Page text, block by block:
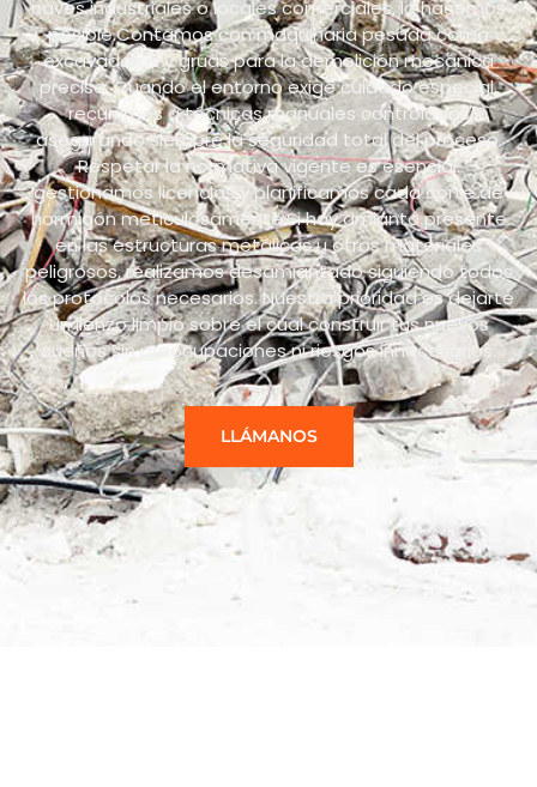
naves industriales o locales comerciales, lo hacemos
posible.Contamos con maquinaria pesada como
excavadoras y grúas para la demolición mecánica
precisa. Cuando el entorno exige cuidado especial,
recurrimos a técnicas manuales controladas
asegurando siempre la seguridad total del proceso.
Respetar la normativa vigente es esencial:
gestionamos licencias y planificamos cada corte de
hormigón meticulosamente.Si hay amianto presente
en las estructuras metálicas u otros materiales
peligrosos, realizamos desamiantado siguiendo todos
los protocolos necesarios. Nuestra prioridad es dejarte
un lienzo limpio sobre el cual construir tus nuevos
sueños sin preocupaciones ni riesgos innecesarios.
LLÁMANOS